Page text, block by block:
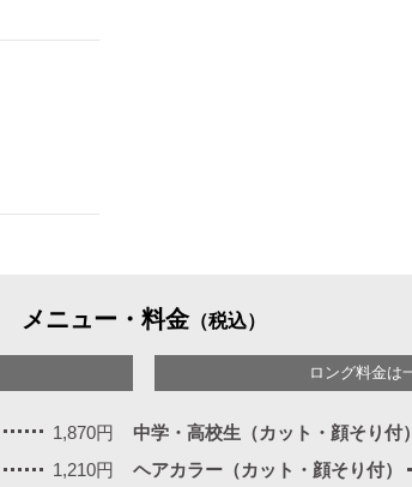
メニュー・料金（税込）
ロング料金は
1,870円 中学・高校生（カット・顔そり付）
1,210円 ヘアカラー（カット・顔そり付）